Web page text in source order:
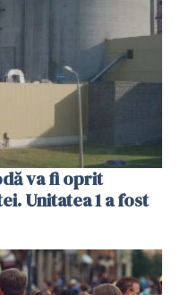
va fi oprit
Unitatea 1 a fost